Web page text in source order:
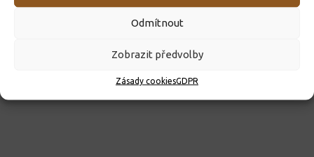
Odmítnout
Zobrazit předvolby
Zásady cookiesGDPR
10. 4. 2026